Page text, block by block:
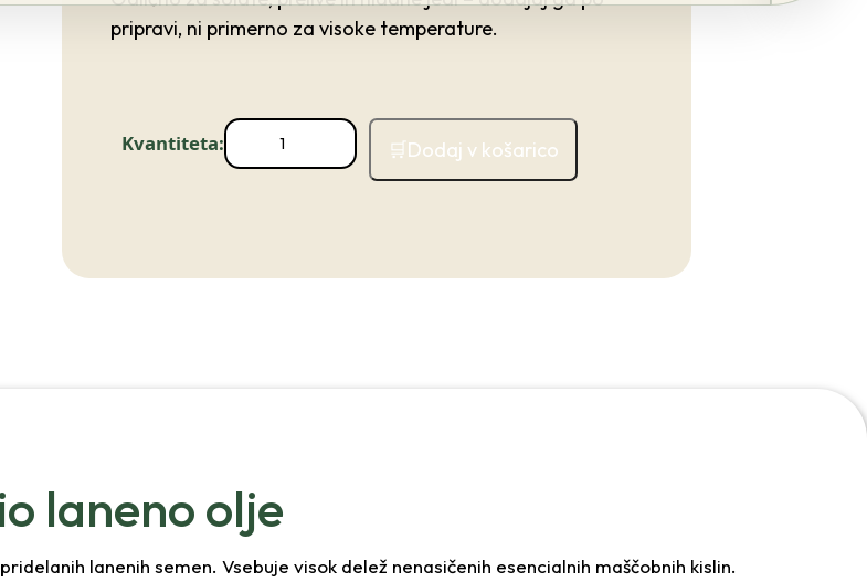
pripravi, ni primerno za visoke temperature.
Dodaj v košarico
laneno olje
lanenih semen. Vsebuje visok delež nenasičenih esencialnih maščobnih kislin.